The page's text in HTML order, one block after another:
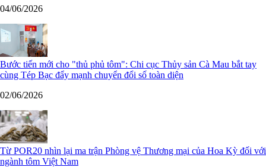
04/06/2026
Bước tiến mới cho "thủ phủ tôm": Chi cục Thủy sản Cà Mau bắt tay
cùng Tép Bạc đẩy mạnh chuyển đổi số toàn diện
02/06/2026
Từ POR20 nhìn lại ma trận Phòng vệ Thương mại của Hoa Kỳ đối với
ngành tôm Việt Nam